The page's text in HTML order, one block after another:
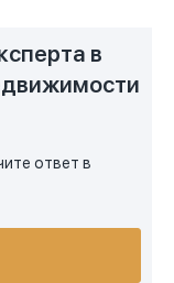
в
ответ в